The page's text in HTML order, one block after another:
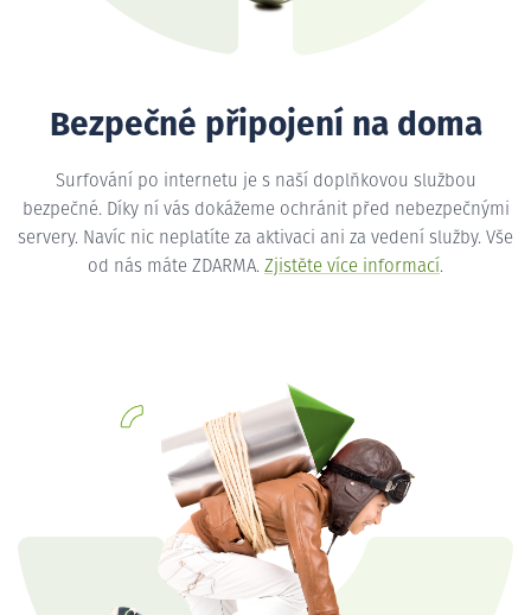
Bezpečné připojení na doma
Surfování po internetu je s naší doplňkovou službou
bezpečné. Díky ní vás dokážeme ochránit před nebezpečnými
servery. Navíc nic neplatíte za aktivaci ani za vedení služby. Vše
od nás máte ZDARMA. Zjistěte více informací.